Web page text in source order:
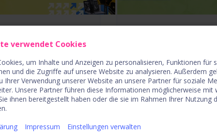
verwendet Cookies
um Inhalte und Anzeigen zu personalisieren, Funktionen für
und die Zugriffe auf unsere Website zu analysieren. Außerdem
Ihrer Verwendung unserer Website an unsere Partner für soziale
Unsere Partner führen diese Informationen möglicherweise mit
ihnen bereitgestellt haben oder die sie im Rahmen Ihrer Nutzung
Impressum Einstellungen verwalten
Strategic